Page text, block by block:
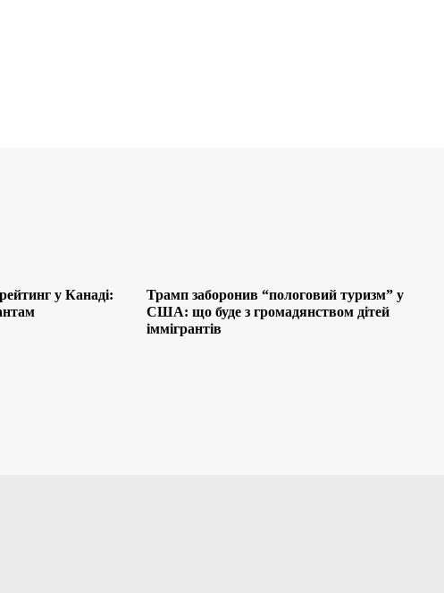
у Канаді:
Трамп заборонив “пологовий туризм” у
США: що буде з громадянством дітей
іммігрантів